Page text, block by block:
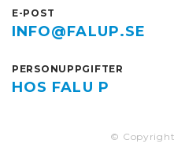
E-POST
INFO@FALUP.SE
PERSONUPPGIFTER
HOS FALU P
©